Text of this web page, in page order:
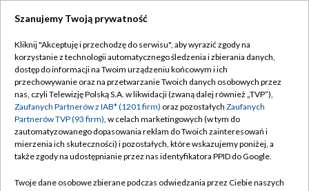
TVP
Abonament TVP
Emisja w TVP
Centrum informacji TVP
Naziemna Telewizja Cyfrowa
Regulamin TVP
Polityka prywatności
Moje zgody
Pomoc
Szanujemy Twoją prywatność
Kliknij "Akceptuję i przechodzę do serwisu", aby wyrazić zgody na
korzystanie z technologii automatycznego śledzenia i zbierania danych,
dostęp do informacji na Twoim urządzeniu końcowym i ich
przechowywanie oraz na przetwarzanie Twoich danych osobowych przez
nas, czyli Telewizję Polską S.A. w likwidacji (zwaną dalej również „TVP”),
Zaufanych Partnerów z IAB* (1201 firm) oraz pozostałych Zaufanych
Partnerów TVP (93 firm), w celach marketingowych (w tym do
zautomatyzowanego dopasowania reklam do Twoich zainteresowań i
mierzenia ich skuteczności) i pozostałych, które wskazujemy poniżej, a
także zgody na udostępnianie przez nas identyfikatora PPID do Google.
Twoje dane osobowe zbierane podczas odwiedzania przez Ciebie naszych